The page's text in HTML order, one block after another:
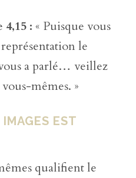
: « Puisque vous
le
a parlé… veillez
mêmes. »
EST
qualifient le